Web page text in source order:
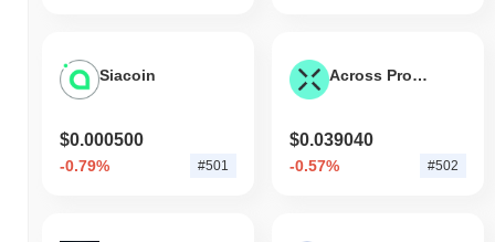
Siacoin
$0.000500
-0.79% #501
Across Protocol
$0.039040
-0.57% #502